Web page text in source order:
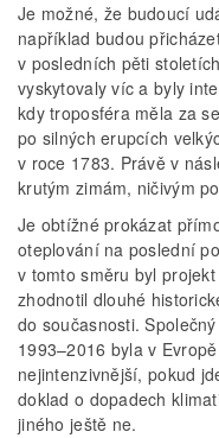
Je možné, že budoucí
například budou
v posledních pěti
vyskytovaly víc a byly
kdy troposféra měla za
po silných erupcích
v roce 1783. Právě v
krutým zimám, ničivým
Je obtížné prokázat
oteplování na poslední
v tomto směru byl
zhodnotil dlouhé
do současnosti.
1993–2016 byla v
nejintenzivnější, pokud
doklad o dopadech
jiného ještě ne.